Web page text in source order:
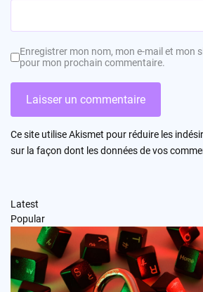
Enregistrer mon nom, mon e-mail et mon
pour mon prochain commentaire.
Ce site utilise Akismet pour réduire les
sur la façon dont les données de vos
Latest
Popular